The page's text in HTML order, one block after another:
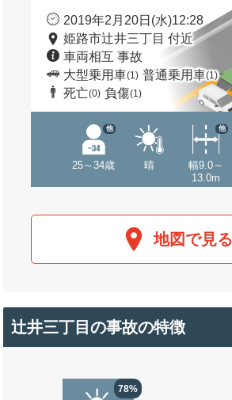
2019年2月20日(水)12:28
姫路市辻井三丁目 付近
車両相互 事故
大型乗用車(1) 普通乗用車(1)
死亡(0) 負傷(1)
25～34歳
他
晴
幅9.0～
13.0m
他
地図で見る
辻井三丁目の事故の特徴
78%